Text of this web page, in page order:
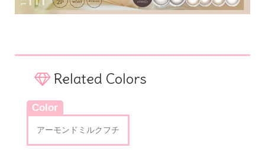
Related Colors
Color
アーモンドミルクフチ